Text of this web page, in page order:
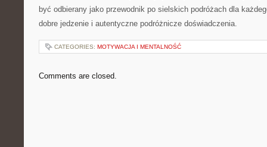
być odbierany jako przewodnik po sielskich podróżach dla
dobre jedzenie i autentyczne podróżnicze doświadczenia.
CATEGORIES: MOTYWACJA I MENTALNOŚĆ
Comments are closed.